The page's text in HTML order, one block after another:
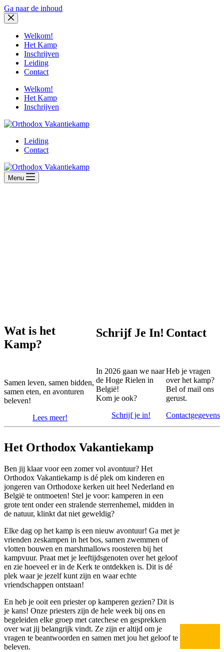
Ga naar de inhoud
Welkom!
Het Kamp
Inschrijven
Leiding
Contact
Welkom!
Het Kamp
Inschrijven
Leiding
Contact
Menu
Wat is het
Kamp?
Samen leven, samen bidden,
samen eten, en avonturen
beleven!
Lees meer!
Schrijf Je In!
In 2026 gaan we naar
de Hoge Rielen in
België!
Kom je ook?
Schrijf je in!
Contact
Heb je vragen
over het kamp?
Bel of mail ons
gerust.
Contactgegevens
Het Orthodox Vakantiekamp
Ben jij klaar voor een zomer vol avontuur? Het
Orthodox Vakantiekamp is dé plek om kinderen en
jongeren van Orthodoxe kerken uit heel Nederland en
België te ontmoeten! Stel je voor: kamperen in een
grote tent onder een stralende sterrenhemel, midden in
de natuur, klinkt dat niet geweldig?
Elke dag op het kamp is een nieuw avontuur! Ga met je
vrienden zeskampen in het bos, samen zwemmen of
vlotten bouwen en marshmallows roosteren bij het
kampvuur. Praat met je leeftijdsgenoten over het geloof
en zie hoeveel er in de Kerk te ontdekken is. Dit is dé
plek waar je jezelf kunt zijn en waar echte
vriendschappen ontstaan!
En heb je ooit een priester op kamperen gezien? Dit is
je kans! Onze priesters zijn de hele week bij ons en
begeleiden elke groep met catechese en gesprekken
over wat jij belangrijk vindt. Ze zijn er altijd om je
vragen te beantwoorden en samen met jou het geloof te
beleven.